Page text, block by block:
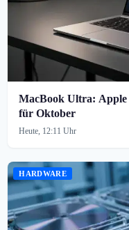
MacBook Ultra:
für Oktober
Heute, 12:11 Uhr
HARDWARE